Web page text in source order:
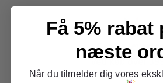
Gratis
ved køb over
Få 5% rabat
næste
Når du tilmelder dig vores